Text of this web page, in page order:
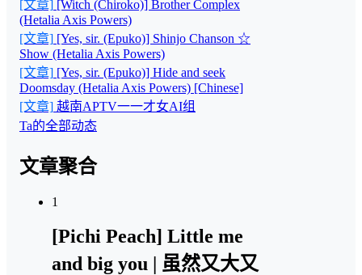
[文章] [Witch (Chiroko)] Brother Complex
(Hetalia Axis Powers)
[文章] [Yes, sir. (Epuko)] Shinjo Chanson ☆
Show (Hetalia Axis Powers)
[文章] [Yes, sir. (Epuko)] Hide and seek
Doomsday (Hetalia Axis Powers) [Chinese]
[文章] 越南APTV一一才女AI组
Ta的全部动态
文章聚合
1
[Pichi Peach] Little me
and big you | 虽然又大又